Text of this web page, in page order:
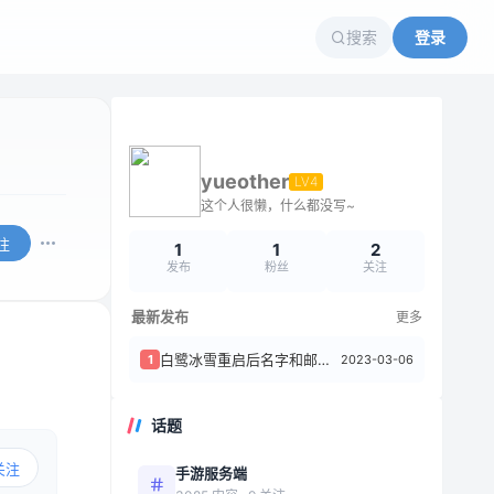
搜索 登录
注
yueother LV4
这个人很懒，什么都没写~
1
发布
1
粉丝
2
关注
最新发布 更多
1 白鹭冰雪重启后名字和邮件中文会变问号，数据库也是 2023-03-06
话题
手游服务端